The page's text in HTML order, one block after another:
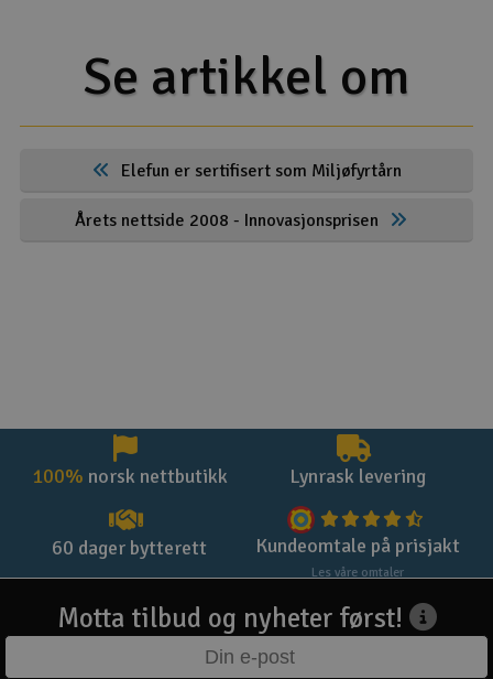
Se artikkel om
Elefun er sertifisert som Miljøfyrtårn
Årets nettside 2008 - Innovasjonsprisen
100% norsk nettbutikk Lynrask levering
60 dager bytterett Kundeomtale på prisjakt
Les våre omtaler
Motta tilbud og nyheter først!